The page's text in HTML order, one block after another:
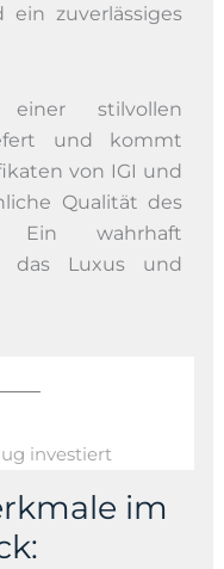
zuverlässiges
stilvollen
und kommt
von IGI und
Qualität des
Ein wahrhaft
das Luxus und
investiert
im